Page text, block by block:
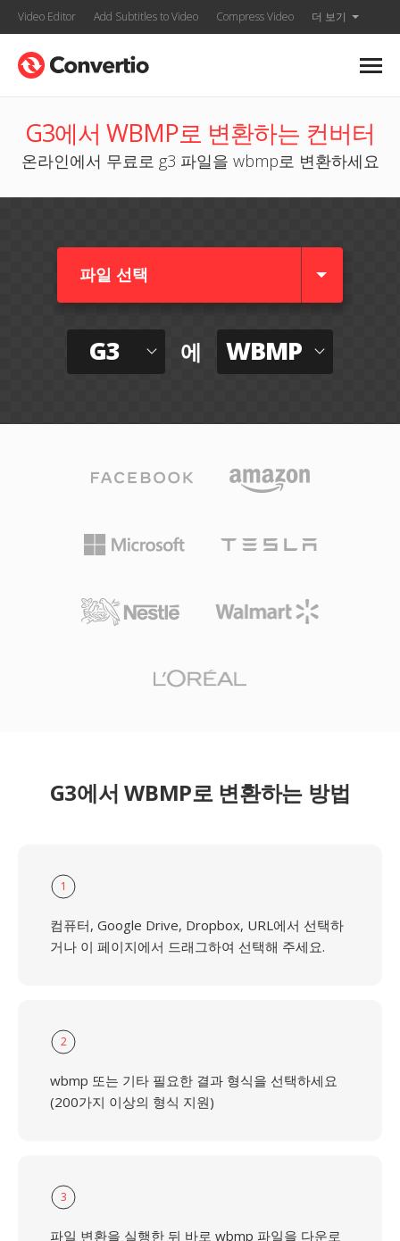
Video Editor Add Subtitles to Video Compress Video 더 보기
G3에서 WBMP로 변환하는 컨버터
온라인에서 무료로 g3 파일을 wbmp로 변환하세요
파일 선택
G3 에 WBMP
G3에서 WBMP로 변환하는 방법
1
컴퓨터, Google Drive, Dropbox, URL에서 선택하
거나 이 페이지에서 드래그하여 선택해 주세요.
2
wbmp 또는 기타 필요한 결과 형식을 선택하세요
(200가지 이상의 형식 지원)
3
파일 변환을 실행한 뒤 바로 wbmp 파일을 다운로